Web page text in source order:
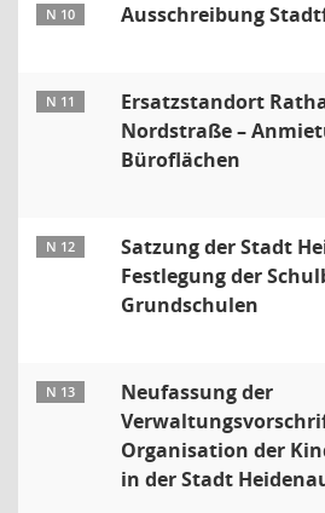
N 10 Ausschreibung
N 11
Ersatzstandort
Nordstraße –
Büroflächen
N 12
Satzung der Stadt
Festlegung der
Grundschulen
N 13
Neufassung der
Organisation der
in der Stadt